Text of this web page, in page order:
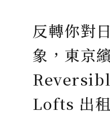
反轉你對
象，東京
Lofts 出租